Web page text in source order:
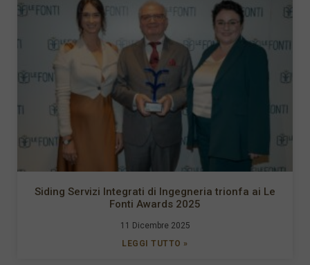
Siding Servizi Integrati di Ingegneria trionfa ai Le
Fonti Awards 2025
11 Dicembre 2025
LEGGI TUTTO »